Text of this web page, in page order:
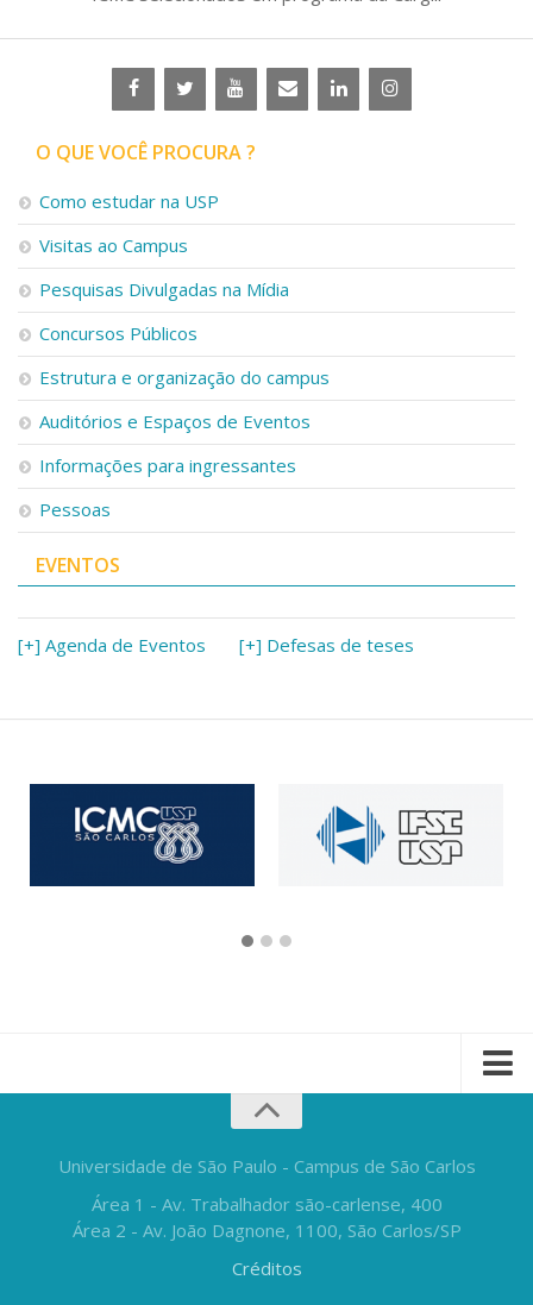
O QUE VOCÊ PROCURA ?
Como estudar na USP
Visitas ao Campus
Pesquisas Divulgadas na Mídia
Concursos Públicos
Estrutura e organização do campus
Auditórios e Espaços de Eventos
Informações para ingressantes
Pessoas
EVENTOS
[+] Agenda de Eventos [+] Defesas de teses
Universidade de São Paulo - Campus de São Carlos
Área 1 - Av. Trabalhador são-carlense, 400
Área 2 - Av. João Dagnone, 1100, São Carlos/SP
Créditos